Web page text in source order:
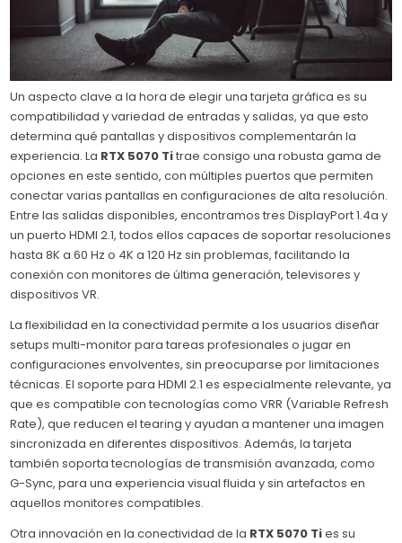
Un aspecto clave a la hora de elegir una tarjeta gráfica es su
compatibilidad y variedad de entradas y salidas, ya que esto
determina qué pantallas y dispositivos complementarán la
experiencia. La RTX 5070 Titrae consigo una robusta gama de
opciones en este sentido, con múltiples puertos que permiten
conectar varias pantallas en configuraciones de alta resolución.
Entre las salidas disponibles, encontramos tres DisplayPort 1.4a y
un puerto HDMI 2.1, todos ellos capaces de soportar resoluciones
hasta 8K a 60 Hz o 4K a 120 Hz sin problemas, facilitando la
conexión con monitores de última generación, televisores y
dispositivos VR.
La flexibilidad en la conectividad permite a los usuarios diseñar
setups multi-monitor para tareas profesionales o jugar en
configuraciones envolventes, sin preocuparse por limitaciones
técnicas. El soporte para HDMI 2.1 es especialmente relevante, ya
que es compatible con tecnologías como VRR (Variable Refresh
Rate), que reducen el tearing y ayudan a mantener una imagen
sincronizada en diferentes dispositivos. Además, la tarjeta
también soporta tecnologías de transmisión avanzada, como
G-Sync, para una experiencia visual fluida y sin artefactos en
aquellos monitores compatibles.
Otra innovación en la conectividad de la RTX 5070 Ties su